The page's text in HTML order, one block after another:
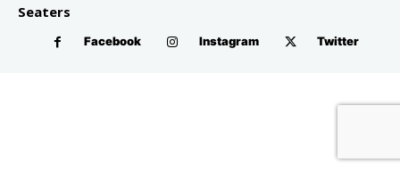
Seaters
Facebook Instagram Twitter